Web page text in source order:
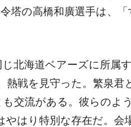
塔の高橋和廣選手は、「
北海道ベアーズに所属
熱戦を見守った。繁泉君
交流がある。彼らのよ
はり特別な存在だ。会